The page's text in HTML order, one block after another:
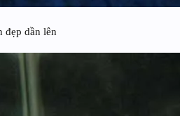
đẹp dần lên